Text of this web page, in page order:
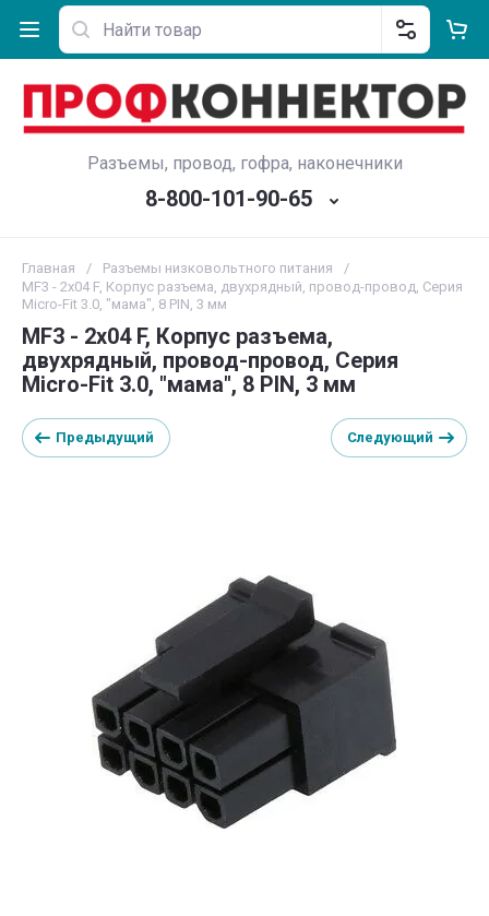
Разъемы, провод, гофра, наконечники
8-800-101-90-65
Главная / Разъемы низковольтного питания
/
MF3 - 2х04 F, Корпус разъема, двухрядный, провод-провод, Серия
Micro-Fit 3.0, "мама", 8 PIN, 3 мм
MF3 - 2х04 F, Корпус разъема,
двухрядный, провод-провод, Серия
Micro-Fit 3.0, "мама", 8 PIN, 3 мм
Предыдущий Следующий